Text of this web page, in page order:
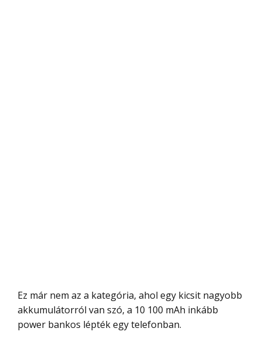
Ez már nem az a kategória, ahol egy kicsit nagyobb
akkumulátorról van szó, a 10 100 mAh inkább
power bankos lépték egy telefonban.